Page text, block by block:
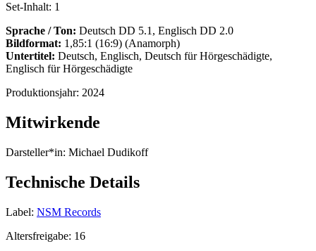
Set-Inhalt: 1
Sprache / Ton: Deutsch DD 5.1, Englisch DD 2.0
Bildformat: 1,85:1 (16:9) (Anamorph)
Untertitel: Deutsch, Englisch, Deutsch für Hörgeschädigte,
Englisch für Hörgeschädigte
Produktionsjahr: 2024
Mitwirkende
Darsteller*in: Michael Dudikoff
Technische Details
Label: NSM Records
Altersfreigabe: 16